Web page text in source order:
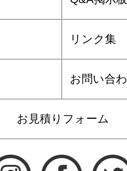
リンク集
お問い合
お見積りフォーム